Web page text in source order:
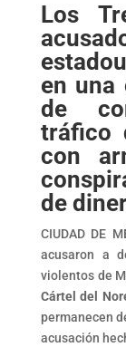
Los
en una
de
tráfico
con
de
CIUDAD DE
acusaron a
violentos de
Cártel del
permanecen
acusación